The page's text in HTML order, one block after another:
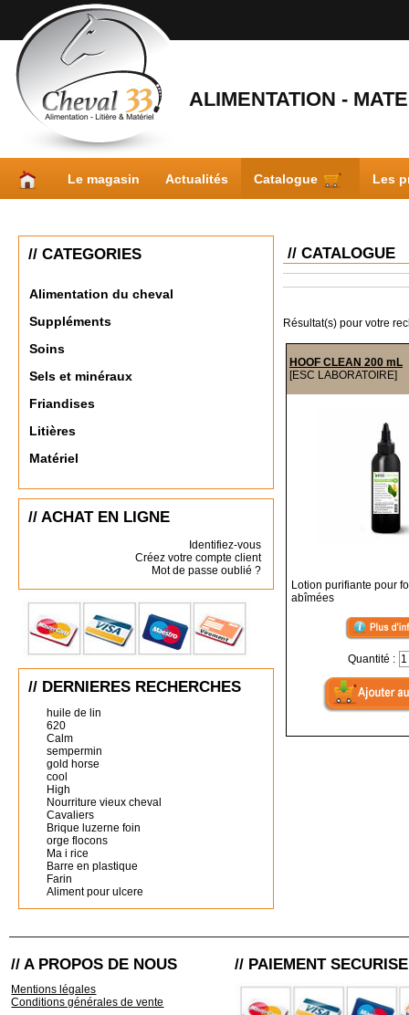
ALIMENTATION -
Le magasin Actualités Catalogue Les
// CATEGORIES
Alimentation du cheval
Suppléments
Soins
Sels et minéraux
Friandises
Litières
Matériel
// ACHAT EN LIGNE
Identifiez-vous
Créez votre compte client
Mot de passe oublié ?
// DERNIERES RECHERCHES
huile de lin
620
Calm
sempermin
gold horse
cool
High
Nourriture vieux cheval
Cavaliers
Brique luzerne foin
orge flocons
Ma i rice
Barre en plastique
Farin
Aliment pour ulcere
// CATALOGUE
Résultat(s) pour votre
HOOF CLEAN 200 mL
[ESC LABORATOIRE]
Lotion purifiante pour
abîmées
Quantité :
// A PROPOS DE NOUS
Mentions légales
Conditions générales de vente
// PAIEMENT SECURISE